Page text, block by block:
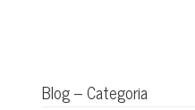
Blog – Categoria